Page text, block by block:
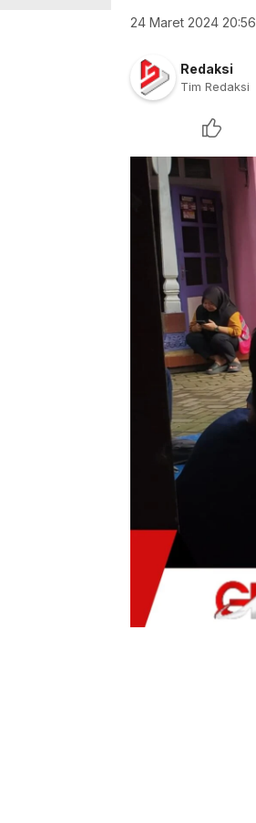
24 Maret 2024 20:56
Redaksi
Tim Redaksi